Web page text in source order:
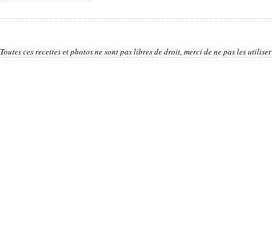
Toutes ces recettes et photos ne sont pas libres de droit, merci de ne pas les